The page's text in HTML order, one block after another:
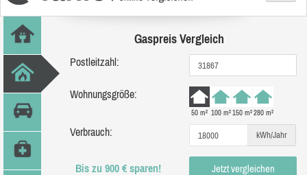
Gaspreis Vergleich
Postleitzahl:
Wohnungsgröße:
50 m² 100 m²150 m²280 m²
Verbrauch: kWh/Jahr
Bis zu 900 € sparen! Jetzt vergleichen